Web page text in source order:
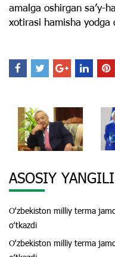
amalga oshirgan saʼy-
xotirasi hamisha yodga
ASOSIY
Oʻzbekiston milliy terma
oʻtkazdi
Oʻzbekiston milliy terma